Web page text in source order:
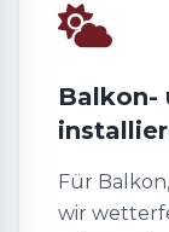
Balkon-
Für
wir